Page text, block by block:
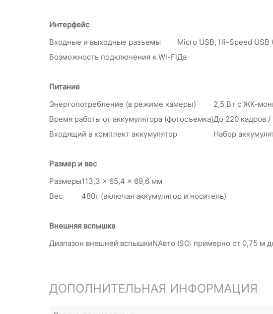
Интерфейс
Входные и выходные разъемы
Micro USB, Hi-Speed
Возможность подключения к Wi-FiДа
Питание
Энергопотребление (в режиме камеры)
2,5 Вт с ЖК-
Время работы от аккумулятора (фотосъемка)До 220 кадров /
Входящий в комплект аккумулятор
Набор
Размер и вес
Размеры113,3 x 65,4 x 69,6 мм
Вес
480г (включая аккумулятор и носитель)
Внешняя вспышка
Диапазон внешней вспышкиNАвто ISO: примерно от 0,75 м
ДОПОЛНИТЕЛЬНАЯ ИНФОРМАЦИЯ